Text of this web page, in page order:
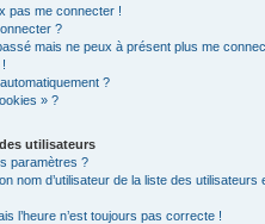
pas me connecter !
?
mais ne peux à présent plus me
?
» ?
utilisateurs
paramètres ?
nom d’utilisateur de la liste des utilisateurs
l’heure n’est toujours pas correcte !